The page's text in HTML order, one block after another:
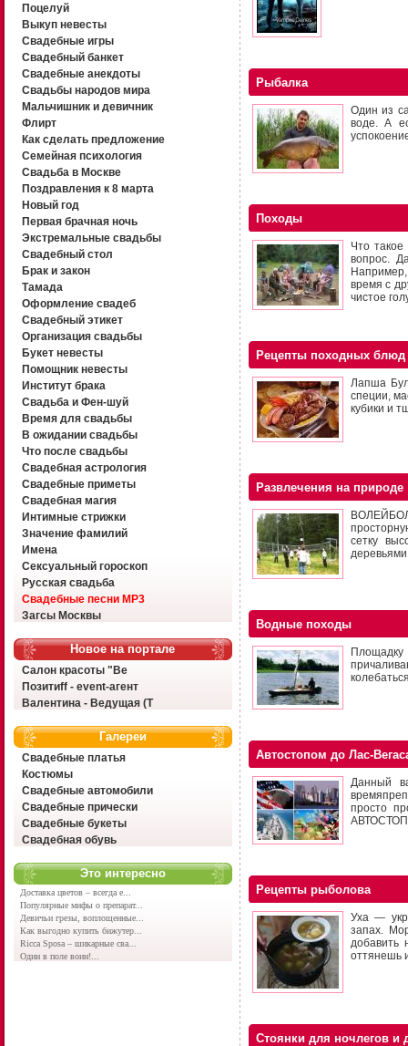
Поцелуй
Выкуп невесты
Свадебные игры
Свадебный банкет
Свадебные анекдоты
Свадьбы народов мира
Мальчишник и девичник
Флирт
Как сделать предложение
Семейная психология
Свадьба в Москве
Поздравления к 8 марта
Новый год
Первая брачная ночь
Экстремальные свадьбы
Свадебный стол
Брак и закон
Тамада
Оформление свадеб
Свадебный этикет
Организация свадьбы
Букет невесты
Помощник невесты
Институт брака
Свадьба и Фен-шуй
Время для свадьбы
В ожидании свадьбы
Что после свадьбы
Свадебная астрология
Свадебные приметы
Свадебная магия
Интимные стрижки
Значение фамилий
Имена
Сексуальный гороскоп
Русская свадьба
Свадебные песни MP3
Загсы Москвы
Новое на портале
Салон красоты "Ве
Позитиff - event-агент
Валентина - Ведущая (Т
Галереи
Свадебные платья
Костюмы
Свадебные автомобили
Свадебные прически
Свадебные букеты
Свадебная обувь
Это интересно
Доставка цветов – всегда е...
Популярные мифы о препарат...
Девичьи грезы, воплощенные...
Как выгодно купить бижутер...
Ricca Sposa – шикарные сва...
Один в поле воин!...
Рыбалка
Один из
воде. А
Походы
Что
вопрос.
Например,
время с
чистое
Рецепты походных блюд
Лапша
специи,
кубики и
Развлечения на природе
ВОЛЕЙБОЛ
сетку
деревьями
Водные походы
Площадку
Автостопом до Лас-
Данный
просто
Рецепты рыболова
Уха —
запах.
добавить
оттянешь
Стоянки для ночлегов и